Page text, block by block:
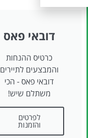
דובאי פאס
כרטיס ההנחות
והמבצעים לתיירים
דובאי פאס - הכי
משתלם שיש!
לפרטים
והזמנות